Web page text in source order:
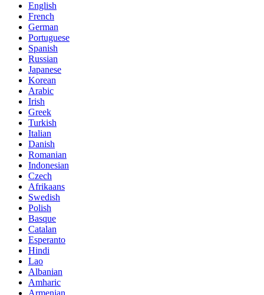
English
French
German
Portuguese
Spanish
Russian
Japanese
Korean
Arabic
Irish
Greek
Turkish
Italian
Danish
Romanian
Indonesian
Czech
Afrikaans
Swedish
Polish
Basque
Catalan
Esperanto
Hindi
Lao
Albanian
Amharic